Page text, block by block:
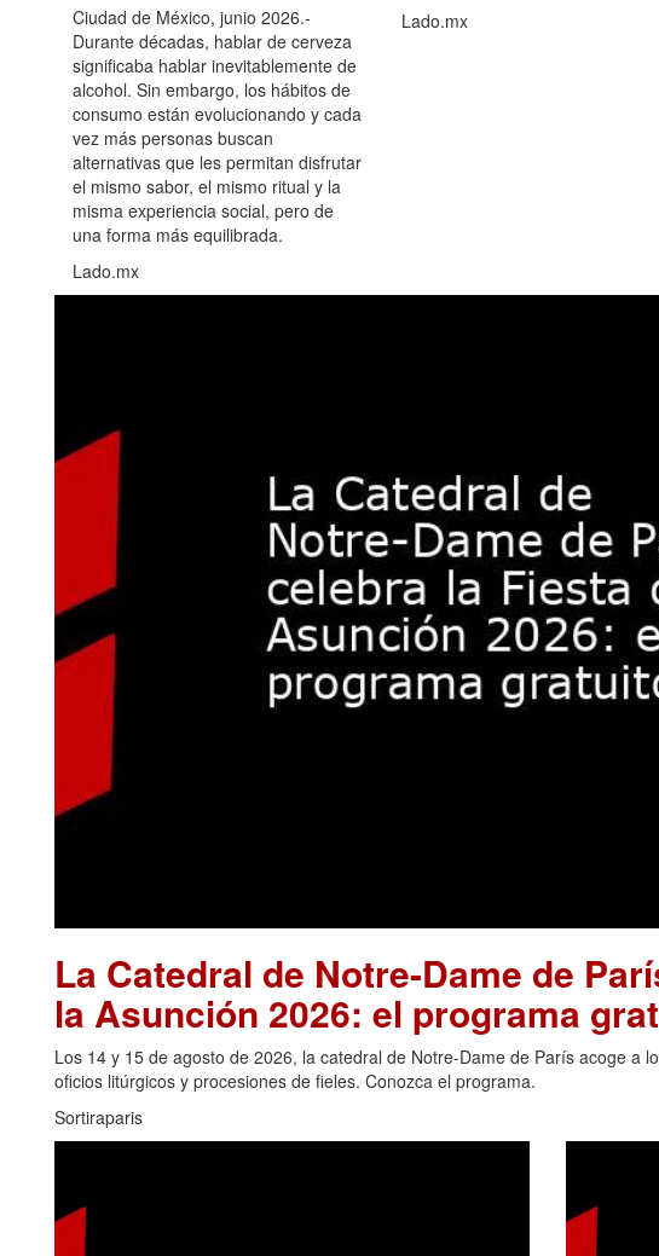
Ciudad de México, junio 2026.-
Durante décadas, hablar de cerveza
significaba hablar inevitablemente de
alcohol. Sin embargo, los hábitos de
consumo están evolucionando y cada
vez más personas buscan
alternativas que les permitan disfrutar
el mismo sabor, el mismo ritual y la
misma experiencia social, pero de
una forma más equilibrada.
Lado.mx
Lado.mx
La Catedral de Notre-Dame de
la Asunción 2026: el programa
Los 14 y 15 de agosto de 2026, la catedral de Notre-Dame de París acoge a
oficios litúrgicos y procesiones de fieles. Conozca el programa.
Sortiraparis